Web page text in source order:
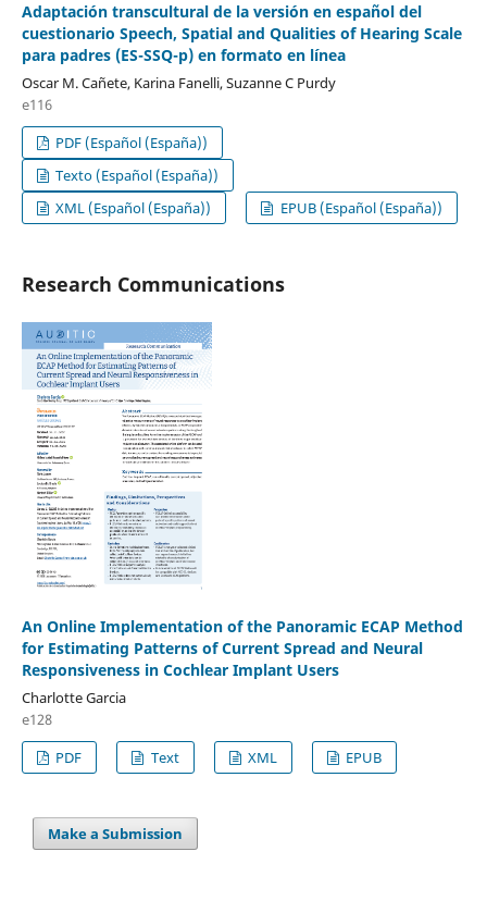
Adaptación transcultural de la versión en español del
cuestionario Speech, Spatial and Qualities of Hearing Scale
para padres (ES-SSQ-p) en formato en línea
Oscar M. Cañete, Karina Fanelli, Suzanne C Purdy
e116
PDF (Español (España))
Texto (Español (España))
XML (Español (España))
EPUB (Español (España))
Research Communications
An Online Implementation of the Panoramic ECAP Method
for Estimating Patterns of Current Spread and Neural
Responsiveness in Cochlear Implant Users
Charlotte Garcia
e128
PDF
Text XML EPUB
Make a Submission